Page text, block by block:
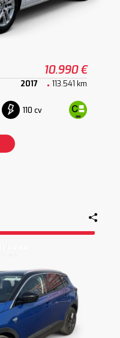
10.990 €
2017 113.541 km
110 cv